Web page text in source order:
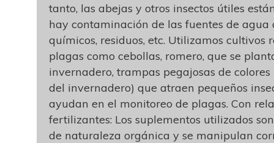
tanto, las abejas y otros insectos útiles
hay contaminación de las fuentes de agua
químicos, residuos, etc. Utilizamos cultivos
plagas como cebollas, romero, que se
invernadero, trampas pegajosas de
del invernadero) que atraen pequeños
ayudan en el monitoreo de plagas. Con
fertilizantes: Los suplementos utilizados
de naturaleza orgánica y se manipulan